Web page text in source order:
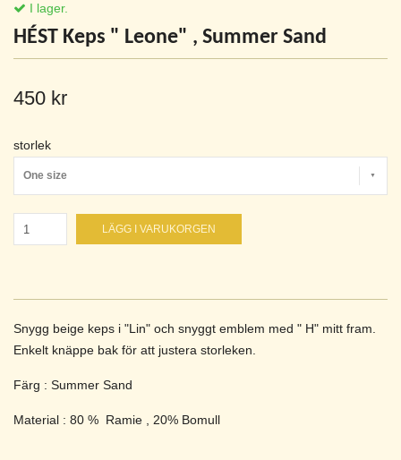
I lager.
HÉST Keps " Leone" , Summer Sand
450 kr
storlek
One size
LÄGG I VARUKORGEN
Snygg beige keps i "Lin" och snyggt emblem med " H" mitt fram.
Enkelt knäppe bak för att justera storleken.
Färg : Summer Sand
Material : 80 % Ramie , 20% Bomull